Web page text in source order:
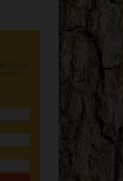
lors de